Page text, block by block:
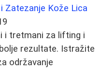
Zatezanje Kože Lica
i tretmani za lifting i
rezultate. Istražite
održavanje